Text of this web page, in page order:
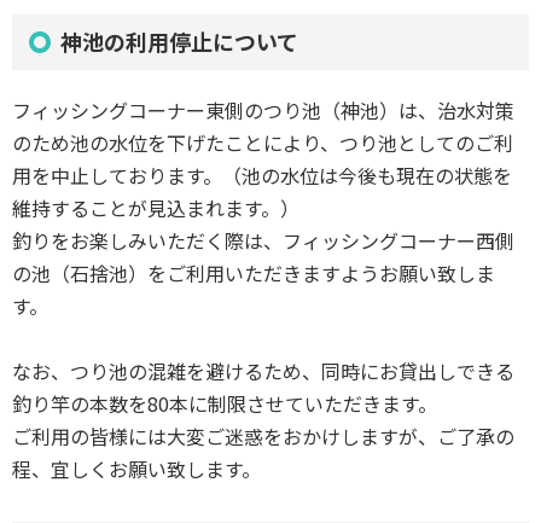
神池の利用停止について
フィッシングコーナー東側のつり池（神池）は、治水対策
のため池の水位を下げたことにより、つり池としてのご利
用を中止しております。（池の水位は今後も現在の状態を
維持することが見込まれます。）
釣りをお楽しみいただく際は、フィッシングコーナー西側
の池（石捨池）をご利用いただきますようお願い致しま
す。
なお、つり池の混雑を避けるため、同時にお貸出しできる
釣り竿の本数を80本に制限させていただきます。
ご利用の皆様には大変ご迷惑をおかけしますが、ご了承の
程、宜しくお願い致します。